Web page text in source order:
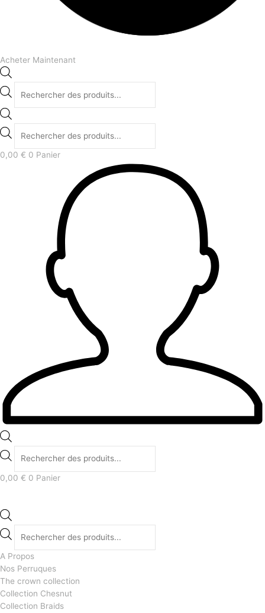
Acheter Maintenant
0,00 € 0 Panier
0,00 € 0 Panier
A Propos
Nos Perruques
The crown collection
Collection Chesnut
Collection Braids